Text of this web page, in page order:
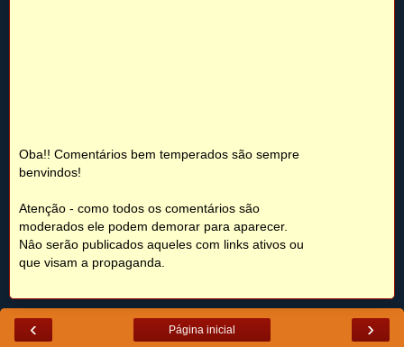
Oba!! Comentários bem temperados são sempre
benvindos!
Atenção - como todos os comentários são
moderados ele podem demorar para aparecer.
Nâo serão publicados aqueles com links ativos ou
que visam a propaganda.
‹ ›
Página inicial